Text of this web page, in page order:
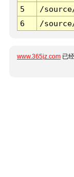
5
/
6
/
www.365jz.com 已